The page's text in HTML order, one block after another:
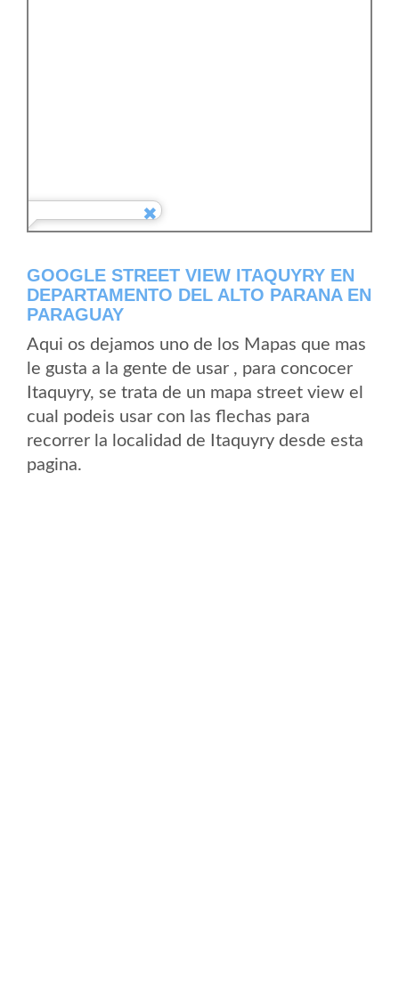
GOOGLE STREET VIEW ITAQUYRY EN
DEPARTAMENTO DEL ALTO PARANA EN
PARAGUAY
Aqui os dejamos uno de los Mapas que mas
le gusta a la gente de usar , para concocer
Itaquyry, se trata de un mapa street view el
cual podeis usar con las flechas para
recorrer la localidad de Itaquyry desde esta
pagina.